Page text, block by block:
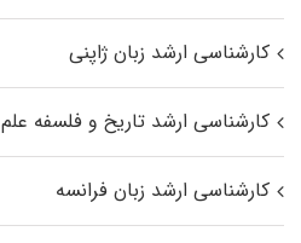
کارشناسی ارشد زبان ژاپنی
کارشناسی ارشد تاریخ و فلسفه علم
کارشناسی ارشد زبان فرانسه